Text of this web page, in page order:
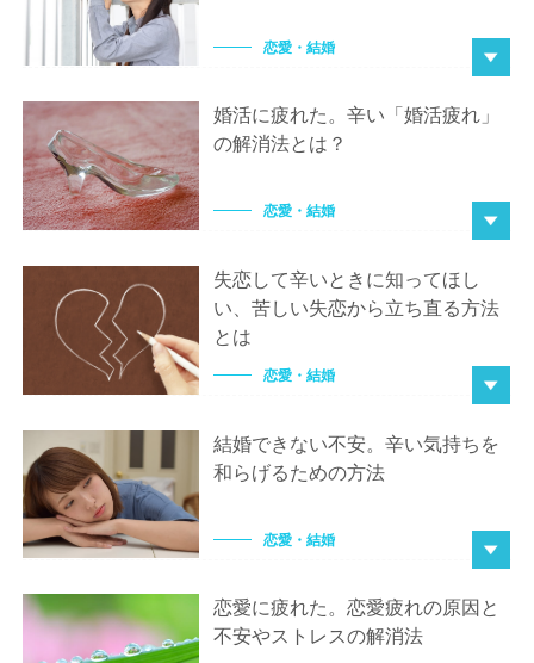
恋愛・結婚
婚活に疲れた。辛い「婚活疲れ」
の解消法とは？
恋愛・結婚
失恋して辛いときに知ってほし
い、苦しい失恋から立ち直る方法
とは
恋愛・結婚
結婚できない不安。辛い気持ちを
和らげるための方法
恋愛・結婚
恋愛に疲れた。恋愛疲れの原因と
不安やストレスの解消法